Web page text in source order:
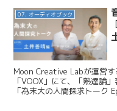
07. オーディオブック
Moon Creative Labが運営
「VOOX」にて、「熟達論
「為末大の人間探求トーク